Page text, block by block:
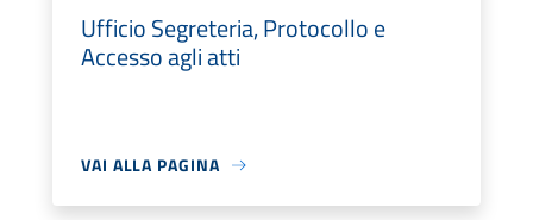
Ufficio Segreteria, Protocollo e
Accesso agli atti
VAI ALLA PAGINA